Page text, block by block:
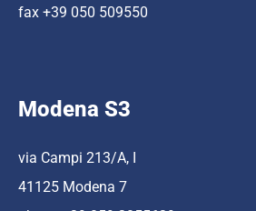
fax +39 050 509550
Modena S3
via Campi 213/A, I
41125 Modena 7